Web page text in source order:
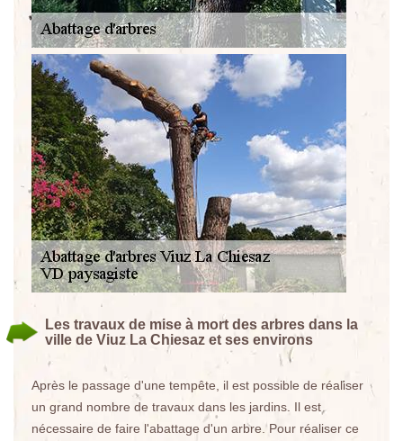
Les travaux de mise à mort des arbres dans la
ville de Viuz La Chiesaz et ses environs
Après le passage d'une tempête, il est possible de réaliser
un grand nombre de travaux dans les jardins. Il est
nécessaire de faire l'abattage d'un arbre. Pour réaliser ce